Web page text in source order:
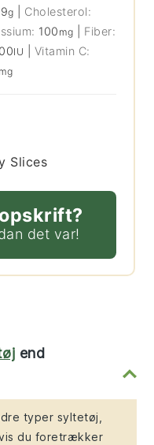
9g
Cholesterol:
100 mg
Fiber:
IU
Vitamin C:
mg
Slices
det var!
end
typer syltetøj,
du foretrækker